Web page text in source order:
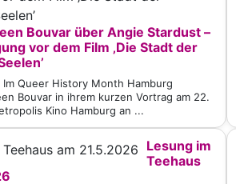
Bouvar über Angie Stardust –
vor dem Film ‚Die Stadt der
Queer History Month Hamburg
Bouvar in ihrem kurzen Vortrag am 22.
Kino Hamburg an ...
Lesung im
Teehaus